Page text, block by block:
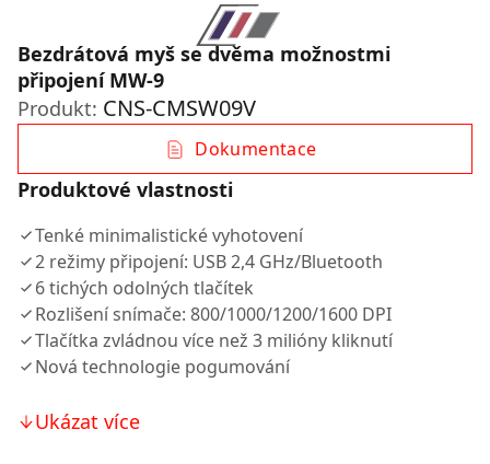
Bezdrátová myš se dvěma možnostmi
připojení MW-9
Produkt: CNS-CMSW09V
Dokumentace
Produktové vlastnosti
Tenké minimalistické vyhotovení
2 režimy připojení: USB 2,4 GHz/Bluetooth
6 tichých odolných tlačítek
Rozlišení snímače: 800/1000/1200/1600 DPI
Tlačítka zvládnou více než 3 milióny kliknutí
Nová technologie pogumování
Ukázat více